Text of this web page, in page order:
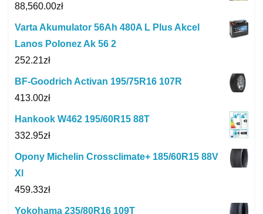
88,560.00zł
Varta Akumulator 56Ah 480A L Plus Akcel
Lanos Polonez Ak 56 2
252.21zł
BF-Goodrich Activan 195/75R16 107R
413.00zł
Hankook W462 195/60R15 88T
332.95zł
Opony Michelin Crossclimate+ 185/60R15 88V
Xl
459.33zł
Yokohama 235/80R16 109T